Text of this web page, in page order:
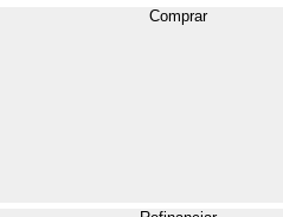
Comprar